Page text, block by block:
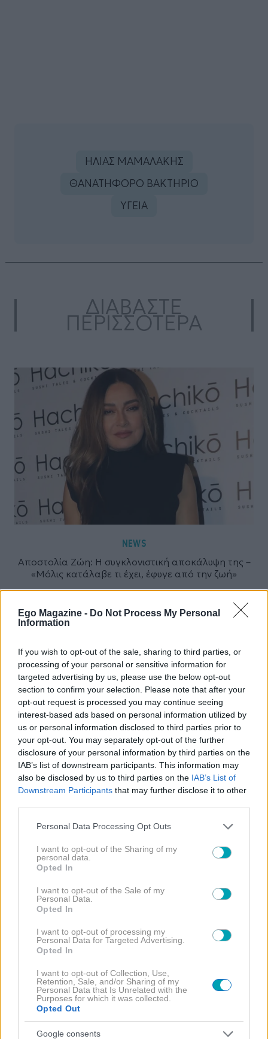
Ego Magazine - Do Not Process My Personal
Information
If you wish to opt-out of the sale, sharing to third parties, or
processing of your personal or sensitive information for
targeted advertising by us, please use the below opt-out
section to confirm your selection. Please note that after your
opt-out request is processed you may continue seeing
interest-based ads based on personal information utilized by
us or personal information disclosed to third parties prior to
your opt-out. You may separately opt-out of the further
disclosure of your personal information by third parties on the
IAB’s list of downstream participants. This information may
also be disclosed by us to third parties on the IAB’s List of
Downstream Participants that may further disclose it to other
Please note that this website/app uses one or more Google
not limited to your visit or usage behaviour. You may click to
grant or deny consent to Google and its third-party tags to
use your data for below specified purposes in below Google
consent section.
Personal Data Processing Opt Outs
I want to opt-out of the Sharing of my
personal data.
Opted In
I want to opt-out of the Sale of my
Personal Data.
Opted In
I want to opt-out of processing my
Personal Data for Targeted Advertising.
Opted In
I want to opt-out of Collection, Use,
Retention, Sale, and/or Sharing of my
Personal Data that Is Unrelated with the
Purposes for which it was collected.
Opted Out
Google consents
ΗΛΙΑΣ ΜΑΜΑΛΑΚΗΣ
ΘΑΝΑΤΗΦΟΡΟ ΒΑΚΤΗΡΙΟ
ΥΓΕΙΑ
ΔΙΑΒΑΣΤΕ
ΠΕΡΙΣΣΟΤΕΡΑ
NEWS
Αποστολία Ζώη: Η συγκλονιστική αποκάλυψη της –
«Μόλις κατάλαβε τι έχει, έφυγε από την ζωή»
NEWS
φωτογραφία από το μαιευρήριο μετά τη γέννηση
του γιου της